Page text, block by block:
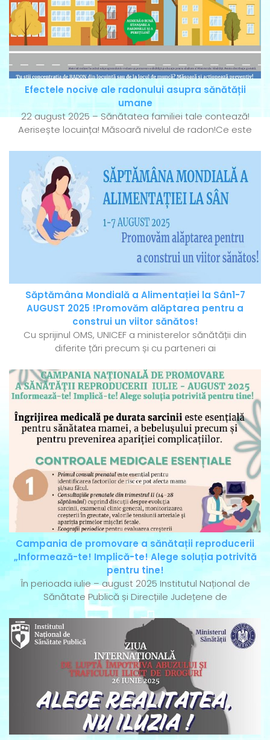
Efectele nocive ale radonului asupra sănătății
umane
22 august 2025 – Sănătatea familiei tale contează!
Aerisește locuința! Măsoară nivelul de radon!Ce este
Săptămâna Mondială a Alimentației la Sân1-7
AUGUST 2025 !Promovăm alăptarea pentru a
construi un viitor sănătos!
Cu sprijinul OMS, UNICEF a ministerelor sănătății din
diferite țări precum și cu parteneri ai
Campania de promovare a sănătații reproducerii
„Informează-te! Implică-te! Alege soluția potrivită
pentru tine!
În perioada iulie – august 2025 Institutul Național de
Sănătate Publică și Direcțiile Județene de